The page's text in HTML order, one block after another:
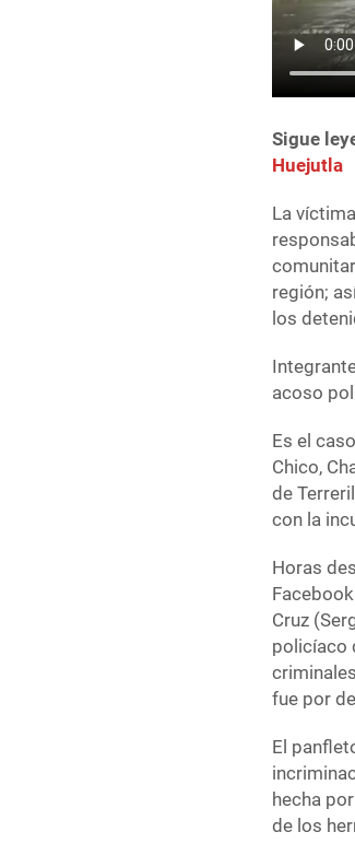
Sigue
Huejutla
La
región;
los
acoso
Es el
Chico,
de
con la
Horas
Cruz
policíaco
fue por
El
hecha
de los